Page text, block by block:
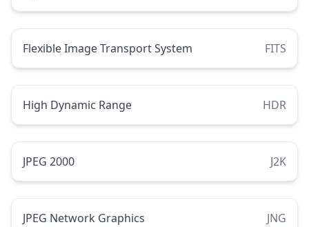
Flexible Image Transport System FITS
High Dynamic Range HDR
JPEG 2000 J2K
JPEG Network Graphics JNG